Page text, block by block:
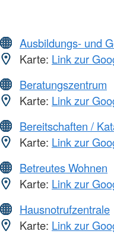
Ausbildungs- und
Karte: Link zur
Beratungszentrum
Karte: Link zur
Bereitschaften /
Karte: Link zur
Betreutes Wohnen
Karte: Link zur
Hausnotrufzentrale
Karte: Link zur